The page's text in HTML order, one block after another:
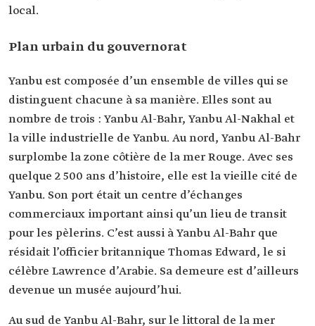
local.
Plan urbain du gouvernorat
Yanbu est composée d’un ensemble de villes qui se
distinguent chacune à sa manière. Elles sont au
nombre de trois : Yanbu Al-Bahr, Yanbu Al-Nakhal et
la ville industrielle de Yanbu. Au nord, Yanbu Al-Bahr
surplombe la zone côtière de la mer Rouge. Avec ses
quelque 2 500 ans d’histoire, elle est la vieille cité de
Yanbu. Son port était un centre d’échanges
commerciaux important ainsi qu’un lieu de transit
pour les pèlerins. C’est aussi à Yanbu Al-Bahr que
résidait l’officier britannique Thomas Edward, le si
célèbre Lawrence d’Arabie. Sa demeure est d’ailleurs
devenue un musée aujourd’hui.
Au sud de Yanbu Al-Bahr, sur le littoral de la mer